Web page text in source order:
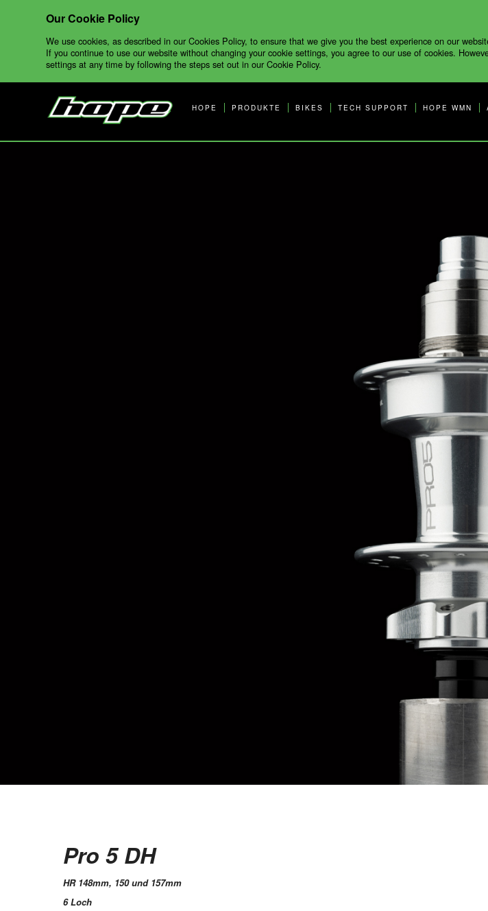
Our Cookie Policy
We use cookies, as described in our Cookies Policy, to ensure that we give you the best experience on our
If you continue to use our website without changing your cookie settings, you agree to our use of cookies.
settings at any time by following the steps set out in our Cookie Policy.
HOPE PRODUKTE BIKES TECH SUPPORT HOPE WMN
Pro 5 DH
HR 148mm, 150 und 157mm
6 Loch